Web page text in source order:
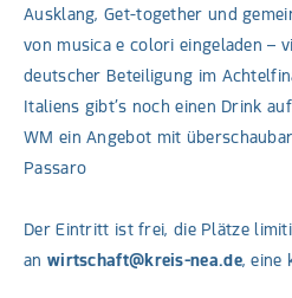
Ausklang, Get-together und
von musica e colori eingeladen –
deutscher Beteiligung im
Italiens gibt’s noch einen Drink
WM ein Angebot mit
Passaro
Der Eintritt ist frei, die Plätze
an wirtschaft@kreis-nea.de, eine